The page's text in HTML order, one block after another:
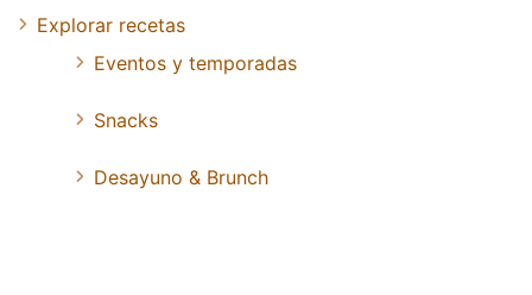
Explorar recetas
Eventos y temporadas
Snacks
Desayuno & Brunch